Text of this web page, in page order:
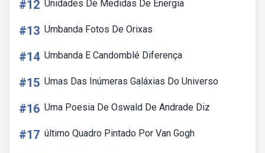
#12 Unidades De Medidas De Energia
#13 Umbanda Fotos De Orixas
#14 Umbanda E Candomblé Diferença
#15 Umas Das Inúmeras Galáxias Do Universo
#16 Uma Poesia De Oswald De Andrade Diz
#17 último Quadro Pintado Por Van Gogh